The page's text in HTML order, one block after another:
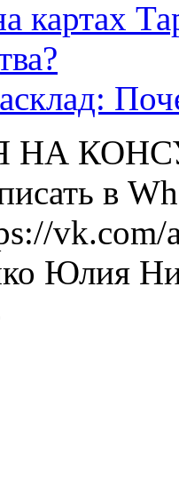
картах
НА
в
Юлия